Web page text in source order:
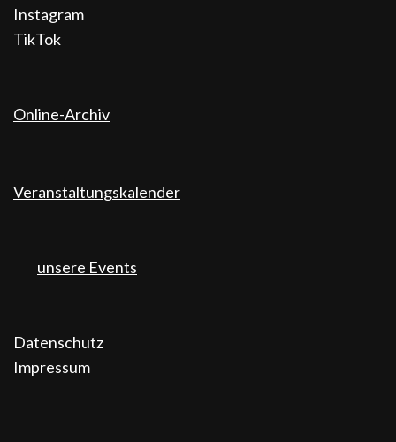
Instagram
TikTok
Online-Archiv
Veranstaltungskalender
unsere Events
Datenschutz
Impressum